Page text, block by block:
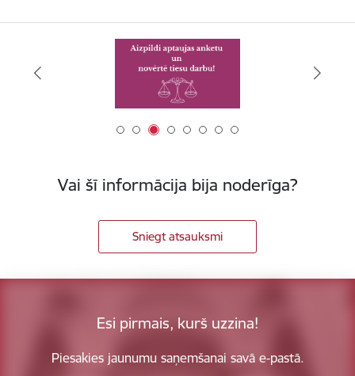
Vai šī informācija bija noderīga?
Sniegt atsauksmi
Esi pirmais, kurš uzzina!
Piesakies jaunumu saņemšanai savā e-pastā.